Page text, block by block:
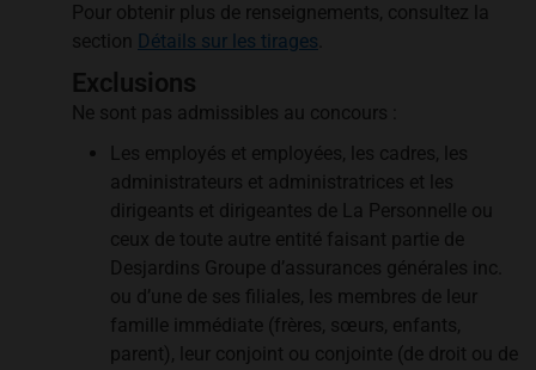
Pour obtenir plus de renseignements, consultez la
section Détails sur les tirages
Exclusions
Ne sont pas admissibles au concours :
Les employés et employées, les cadres, les
administrateurs et administratrices et les
dirigeants et dirigeantes de La Personnelle ou
ceux de toute autre entité faisant partie de
Desjardins Groupe d’assurances générales inc.
ou d’une de ses filiales, les membres de leur
famille immédiate (frères, sœurs, enfants,
parent), leur conjoint ou conjointe (de droit ou de